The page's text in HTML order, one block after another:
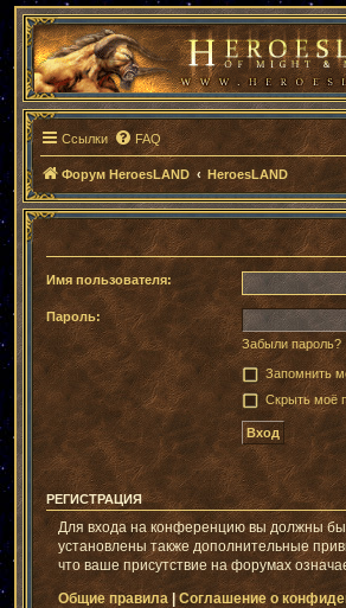
Ссылки FAQ
Форум HeroesLAND HeroesLAND
Имя пользователя:
Пароль:
Забыли пароль?
Запомнить
Скрыть моё
РЕГИСТРАЦИЯ
Для входа на конференцию вы должны
установлены также дополнительные
что ваше присутствие на форумах
Общие правила |Соглашение о